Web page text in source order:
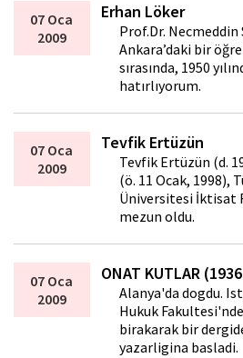
07 Oca
2009
Erhan Löker
Prof.Dr. Necmeddin
Ankara’daki bir
sırasında, 1950
hatırlıyorum.
07 Oca
2009
Tevfik Ertüzün
Tevfik Ertüzün (d.
(ö. 11 Ocak, 1998),
Üniversitesi İktisat
mezun oldu.
07 Oca
2009
ONAT KUTLAR
Alanya'da dogdu.
Hukuk
birakarak bir
yazarligina basladi.